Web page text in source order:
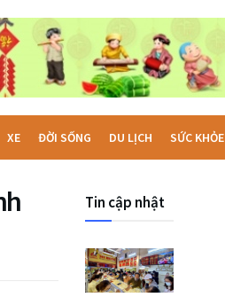
XE ĐỜI SỐNG DU LỊCH SỨC KHỎE
Tin cập nhật